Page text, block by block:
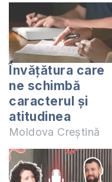
Învățătura care
ne schimbă
caracterul și
atitudinea
Moldova Creștină